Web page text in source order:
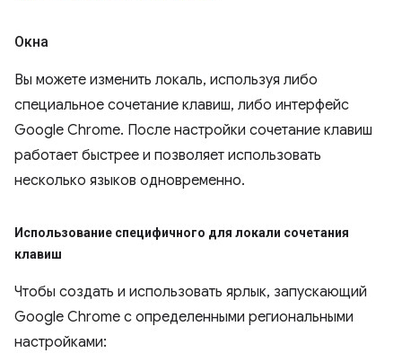
Окна
Вы можете изменить локаль, используя либо
специальное сочетание клавиш, либо интерфейс
Google Chrome. После настройки сочетание клавиш
работает быстрее и позволяет использовать
несколько языков одновременно.
Использование специфичного для локали сочетания
клавиш
Чтобы создать и использовать ярлык, запускающий
Google Chrome с определенными региональными
настройками: